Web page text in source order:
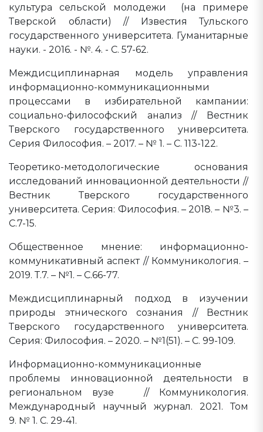
культура сельской молодежи (на примере
Тверской области) // Известия Тульского
государственного университета. Гуманитарные
науки. - 2016. - №. 4. - С. 57-62.
Междисциплинарная модель управления
информационно-коммуникационными
процессами в избирательной кампании:
социально-философский анализ // Вестник
Тверского государственного университета.
Серия Философия. – 2017. – № 1. – С. 113-122.
Теоретико-методологические основания
исследований инновационной деятельности //
Вестник Тверского государственного
университета. Серия: Философия. – 2018. – №3. –
С.7-15.
Общественное мнение: информационно-
коммуникативный аспект // Коммуникология. –
2019. Т.7. – №1. – С.66-77.
Междисциплинарный подход в изучении
природы этнического сознания // Вестник
Тверского государственного университета.
Серия: Философия. – 2020. – №1(51). – С. 99-109.
Информационно-коммуникационные
проблемы инновационной деятельности в
региональном вузе // Коммуникология.
Международный научный журнал. 2021. Том
9. № 1. С. 29-41.